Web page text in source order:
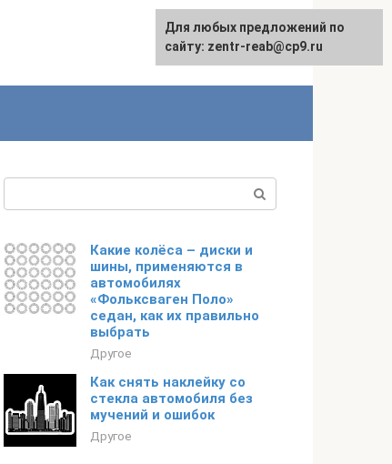
Какие колёса – диски и
шины, применяются в
автомобилях
«Фольксваген Поло»
седан, как их правильно
выбрать
Другое
Как снять наклейку со
стекла автомобиля без
мучений и ошибок
Другое
Для любых предложений по
сайту: zentr-reab@cp9.ru